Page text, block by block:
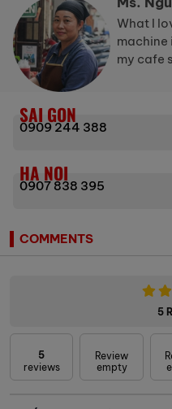
What I
machine
my cafe
SAI GON
0909 244 388
HA NOI
0907 838 395
COMMENTS
5
5
reviews
Review
empty